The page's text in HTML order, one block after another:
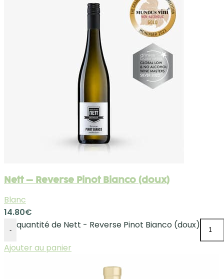
Nett – Reverse Pinot Bianco (doux)
Blanc
14.80€
-
quantité de Nett - Reverse Pinot Bianco (doux)
Ajouter au panier